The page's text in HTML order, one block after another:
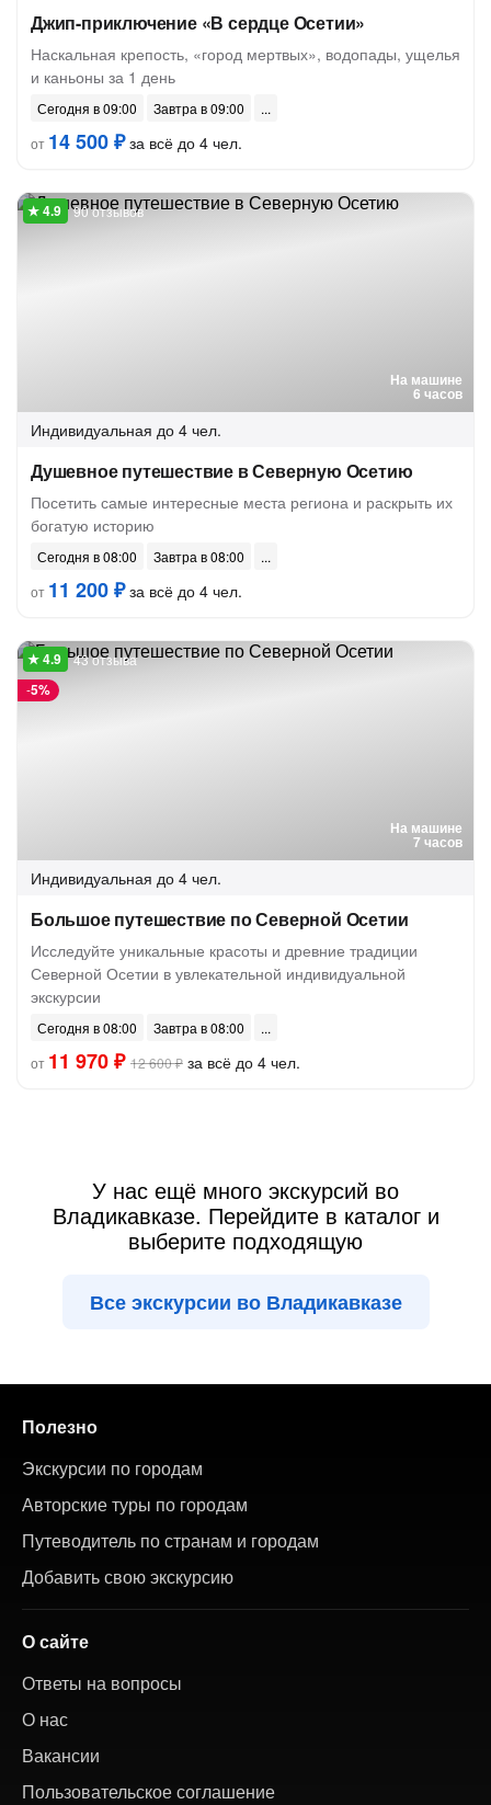
Джип-приключение «В сердце Осетии»
Наскальная крепость, «город мертвых», водопады, ущелья
и каньоны за 1 день
Сегодня в 09:00
Завтра в 09:00
от 14 500 ₽за всё до 4 чел.
На машине
6 часов
90 отзывов
Индивидуальная до 4 чел.
Душевное путешествие в Северную Осетию
Посетить самые интересные места региона и раскрыть их
богатую историю
Сегодня в 08:00
Завтра в 08:00
от 11 200 ₽за всё до 4 чел.
На машине
7 часов
-5%
43 отзыва
Индивидуальная до 4 чел.
Большое путешествие по Северной Осетии
Исследуйте уникальные красоты и древние традиции
Северной Осетии в увлекательной индивидуальной
экскурсии
Сегодня в 08:00
Завтра в 08:00
от 11 970 ₽ 12 600 ₽ за всё до 4 чел.
У нас ещё много экскурсий во
Владикавказе. Перейдите в каталог и
выберите подходящую
Все экскурсии во Владикавказе
Полезно
Экскурсии по городам
Авторские туры по городам
Путеводитель по странам и городам
Добавить свою экскурсию
О сайте
Ответы на вопросы
О нас
Вакансии
Пользовательское соглашение